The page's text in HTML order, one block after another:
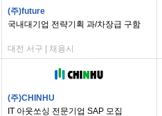
(주)future
국내대기업 전략기획 과/차장급 구함
대전 서구 | 채용시
(주)CHINHU
IT 아웃쏘싱 전문기업 SAP 모집